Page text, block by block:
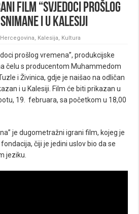
film “Svjedoci prošlog
i u Kalesiji
, Kalesija, Kultura
prošlog vremena”, produkcijske
čelu s producentom Muhammedom
i Živinica, gdje je naišao na odličan
i u Kalesiji. Film će biti prikazan u
19. februara, sa početkom u 18,00
je dugometražni igrani film, kojeg je
čiji je jedini uslov bio da se
jeziku.